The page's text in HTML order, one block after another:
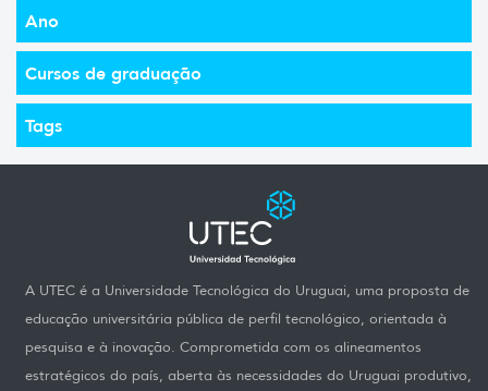
Ano
Cursos de graduação
Tags
A UTEC é a Universidade Tecnológica do Uruguai, uma proposta de
educação universitária pública de perfil tecnológico, orientada à
pesquisa e à inovação. Comprometida com os alineamentos
estratégicos do país, aberta às necessidades do Uruguai produtivo,